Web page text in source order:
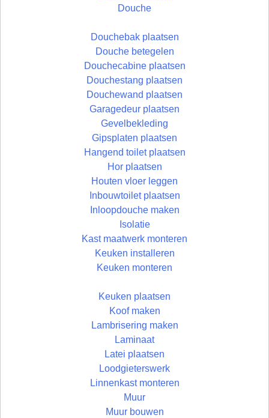
Douche
Douchebak plaatsen
Douche betegelen
Douchecabine plaatsen
Douchestang plaatsen
Douchewand plaatsen
Garagedeur plaatsen
Gevelbekleding
Gipsplaten plaatsen
Hangend toilet plaatsen
Hor plaatsen
Houten vloer leggen
Inbouwtoilet plaatsen
Inloopdouche maken
Isolatie
Kast maatwerk monteren
Keuken installeren
Keuken monteren
Keuken plaatsen
Koof maken
Lambrisering maken
Laminaat
Latei plaatsen
Loodgieterswerk
Linnenkast monteren
Muur
Muur bouwen